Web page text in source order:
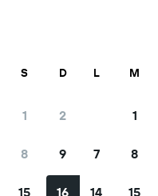
S D
1 2
8 9
15 16
L M
1
7 8
14 15